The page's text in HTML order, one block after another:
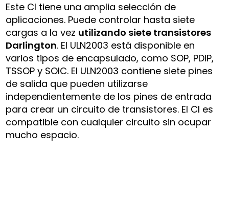
Este CI tiene una amplia selección de
aplicaciones. Puede controlar hasta siete
cargas a la vez utilizando siete transistores
Darlington. El ULN2003 está disponible en
varios tipos de encapsulado, como SOP, PDIP,
TSSOP y SOIC. El ULN2003 contiene siete pines
de salida que pueden utilizarse
independientemente de los pines de entrada
para crear un circuito de transistores. El CI es
compatible con cualquier circuito sin ocupar
mucho espacio.